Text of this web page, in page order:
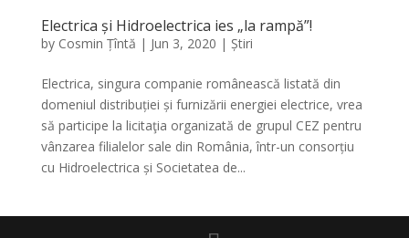
Electrica și Hidroelectrica ies „la rampă”!
by Cosmin Țîntă | Jun 3, 2020 | Știri
Electrica, singura companie românească listată din
domeniul distribuției și furnizării energiei electrice, vrea
să participe la licitaţia organizată de grupul CEZ pentru
vânzarea filialelor sale din România, într-un consorțiu
cu Hidroelectrica și Societatea de...